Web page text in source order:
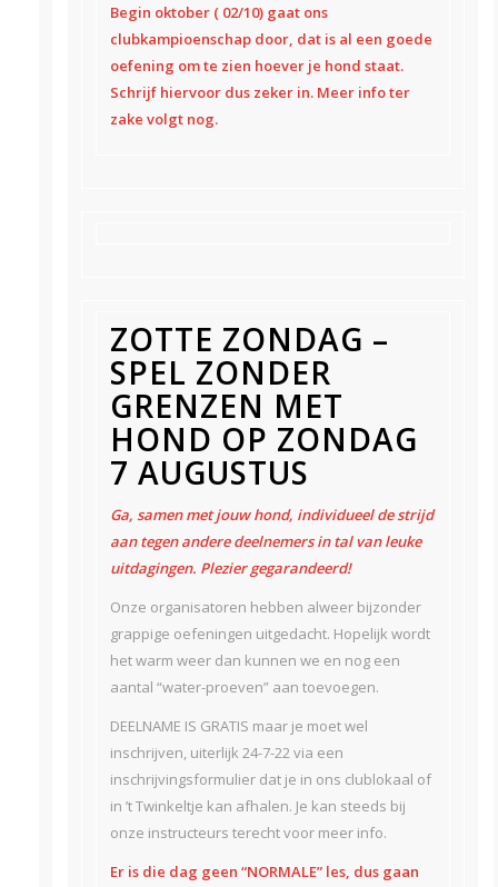
Begin oktober ( 02/10) gaat ons
clubkampioenschap door, dat is al een goede
oefening om te zien hoever je hond staat.
Schrijf hiervoor dus zeker in. Meer info ter
zake volgt nog.
ZOTTE ZONDAG –
SPEL ZONDER
GRENZEN MET
HOND OP ZONDAG
7 AUGUSTUS
Ga, samen met jouw hond, individueel de strijd
aan tegen andere deelnemers in tal van leuke
uitdagingen. Plezier gegarandeerd!
Onze organisatoren hebben alweer bijzonder
grappige oefeningen uitgedacht. Hopelijk wordt
het warm weer dan kunnen we en nog een
aantal “water-proeven” aan toevoegen.
DEELNAME IS GRATIS maar je moet wel
inschrijven, uiterlijk 24-7-22 via een
inschrijvingsformulier dat je in ons clublokaal of
in ’t Twinkeltje kan afhalen. Je kan steeds bij
onze instructeurs terecht voor meer info.
Er is die dag geen “NORMALE” les, dus gaan